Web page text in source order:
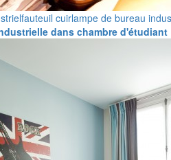
fauteuil cuirlampe de bureau
dans chambre d'étudiant